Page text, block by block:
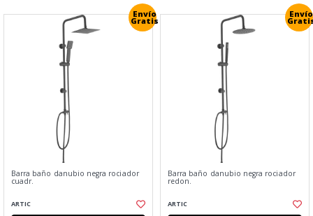
Envío
Gratis
Barra baño danubio negra rociador
cuadr.
ARTIC
Envío
Barra baño danubio negra rociador
redon.
ARTIC